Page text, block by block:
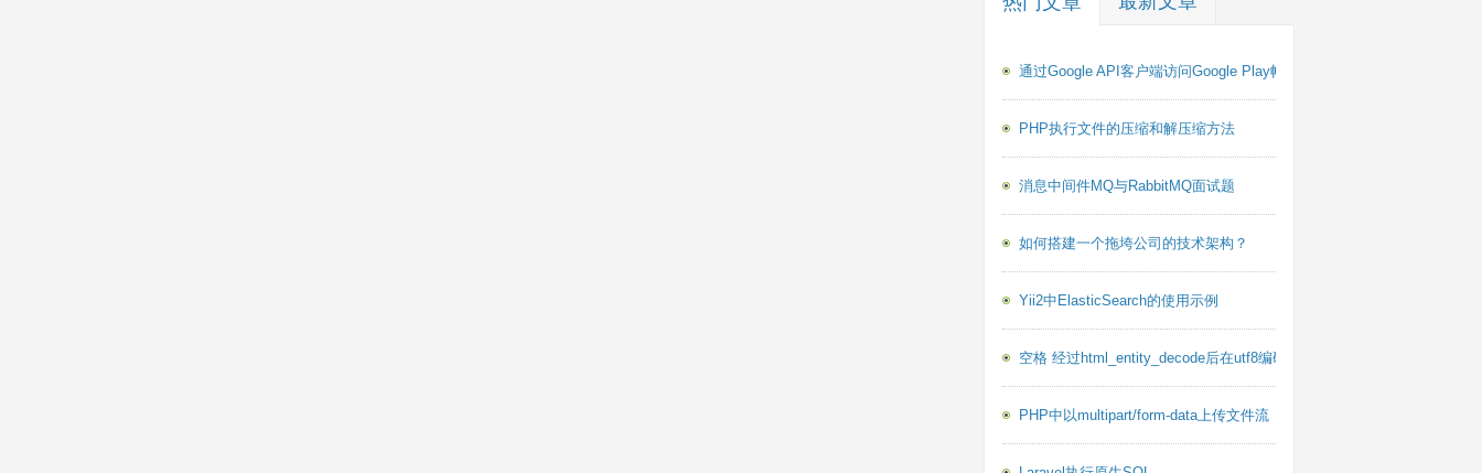
通过Google API客户端访问Google Play帐户报告PHP库
PHP执行文件的压缩和解压缩方法
消息中间件MQ与RabbitMQ面试题
如何搭建一个拖垮公司的技术架构？
Yii2中ElasticSearch的使用示例
空格 经过html_entity_decode后在utf8编码下乱码的问题
PHP中以multipart/form-data上传文件流